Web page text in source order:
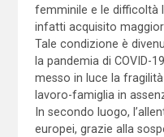
femminile e le difficoltà
infatti acquisito
Tale condizione è
la pandemia di COVID-
messo in luce la
lavoro-famiglia in
In secondo luogo,
europei, grazie alla